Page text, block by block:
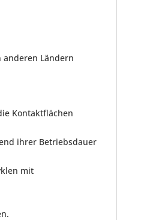
Ländern
Kontaktflächen
ihrer Betriebsdauer
mit